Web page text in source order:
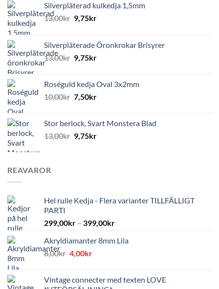
Silverpläterad kulkedja 1,5mm
13,00kr 9,75kr
Silverpläterade Öronkrokar Brisyrer
13,00kr 9,75kr
Roséguld kedja Oval 3x2mm
10,00kr 7,50kr
Stor berlock, Svart Monstera Blad
13,00kr 9,75kr
REAVAROR
Hel rulle Kedja - Flera varianter TILLFÄLLIGT
PARTI
299,00kr – 399,00kr
Akryldiamanter 8mm Lila
8,00kr Det
var:
4,00krDet
är:
Vintage connecter med texten LOVE